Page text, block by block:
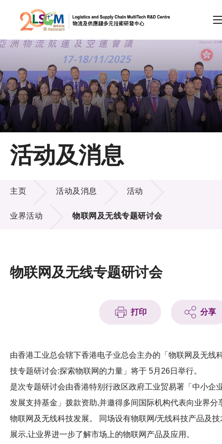
跳到内容（按回车键）
会员登录
A A EN 繁 简
主页
关于LSCM
技术商品化
项目及资助计划
活动及消息
科技分享
会籍
活动及消息
活动及消息
主页 活动及消息 活动
业界活动 物联网及无线专题研讨会
物联网及无线专题研讨会
打印 分享
由香港工业总会辖下香港电子业总会主办的「物联网及无线
技专题研讨会:探索物联网的力量」将于 5月26日举行。
是次专题研讨会由香港特别行政区政府工业贸易署「中小企
发展支持基金」拨款资助,并邀得多间国际机构代表向业界分
物联网及无线科技发展。 同场设有物联网/无线科技产品及技
展示,让业界进一步了解市场上的物联网产品及应用。